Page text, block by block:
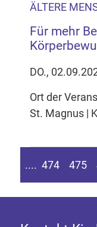
ÄLTERE
Für mehr
DO.,
Ort der
St. Magnus |
Seite springen
Zur vorherigen Seite
.... 474 475